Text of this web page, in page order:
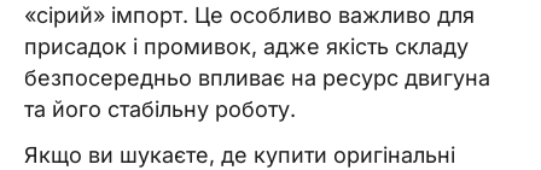
«сірий» імпорт. Це особливо важливо для
присадок і промивок, адже якість складу
безпосередньо впливає на ресурс двигуна
та його стабільну роботу.
Якщо ви шукаєте, де купити оригінальні